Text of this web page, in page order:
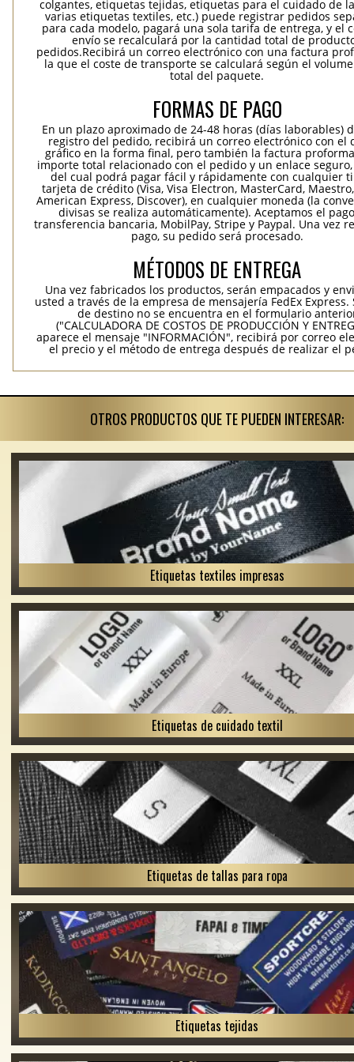
colgantes, etiquetas tejidas, etiquetas para el cuidado de
varias etiquetas textiles, etc.) puede registrar pedidos
para cada modelo, pagará una sola tarifa de entrega, y el
envío se recalculará por la cantidad total de
pedidos.Recibirá un correo electrónico con una factura
la que el coste de transporte se calculará según el
total del paquete.
FORMAS DE PAGO
En un plazo aproximado de 24-48 horas (días laborables)
registro del pedido, recibirá un correo electrónico con el
gráfico en la forma final, pero también la factura
importe total relacionado con el pedido y un enlace
del cual podrá pagar fácil y rápidamente con cualquier
tarjeta de crédito (Visa, Visa Electron, MasterCard,
American Express, Discover), en cualquier moneda (la
divisas se realiza automáticamente). Aceptamos el
transferencia bancaria, MobilPay, Stripe y Paypal. Una vez
pago, su pedido será procesado.
MÉTODOS DE ENTREGA
Una vez fabricados los productos, serán empacados y
usted a través de la empresa de mensajería FedEx Express.
de destino no se encuentra en el formulario
("CALCULADORA DE COSTOS DE PRODUCCIÓN Y
aparece el mensaje "INFORMACIÓN", recibirá por correo
el precio y el método de entrega después de realizar el
OTROS PRODUCTOS QUE TE PUEDEN INTERESAR:
Etiquetas textiles impresas
Etiquetas de cuidado textil
Etiquetas de tallas para ropa
Etiquetas tejidas